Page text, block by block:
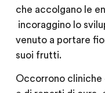
che accolgano le
incoraggino lo
venuto a portare
suoi frutti.
Occorrono cliniche